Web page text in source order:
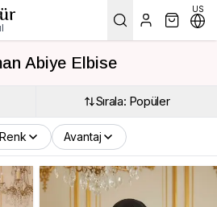
US
Abiye Elbise
Sırala: Popüler
Renk Avantaj